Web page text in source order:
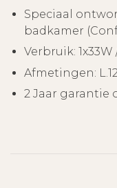
Speciaal
badkamer
Verbruik: 1x33W
Afmetingen: L.12
2 Jaar garantie